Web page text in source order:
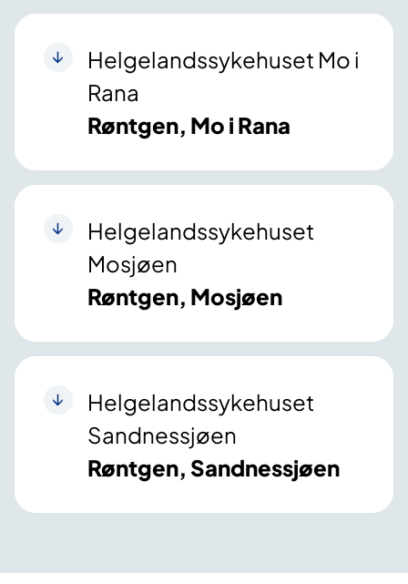
Helgelandssykehuset Mo i
Rana
Røntgen, Mo i Rana
Helgelandssykehuset
Mosjøen
Røntgen, Mosjøen
Helgelandssykehuset
Sandnessjøen
Røntgen, Sandnessjøen